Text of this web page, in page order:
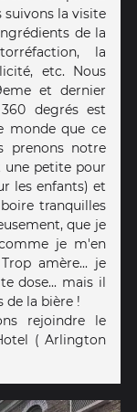
la visite
de la
la
etc. Nous
et dernier
degrés est
monde que ce
prenons notre
une petite pour
les enfants) et
tranquilles
que je
je m'en
amère... je
dose... mais il
de la bière !
rejoindre le
( Arlington